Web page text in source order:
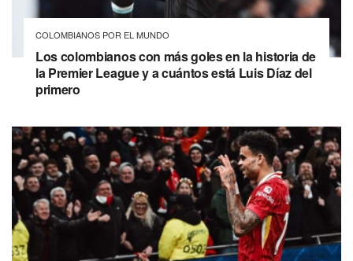
COLOMBIANOS POR EL MUNDO
Los colombianos con más goles en la historia de
la Premier League y a cuántos está Luis Díaz del
primero